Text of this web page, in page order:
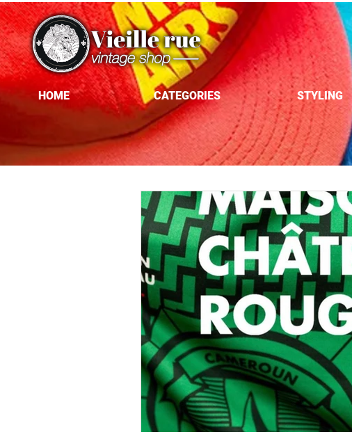
HOME CATEGORIES STYLING